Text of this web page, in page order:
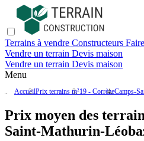
Terrains à vendre Constructeurs
Vendre un terrain Devis maison
Vendre un terrain Devis maison
Menu
AccueilPrix terrains m²19 - CorrèzeCamps-
Prix moyen des
Saint-Mathurin-